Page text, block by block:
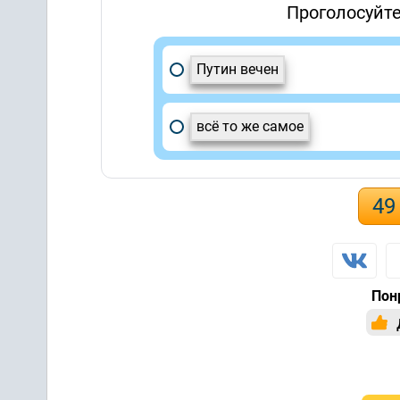
Путин вечен
всё то же самое